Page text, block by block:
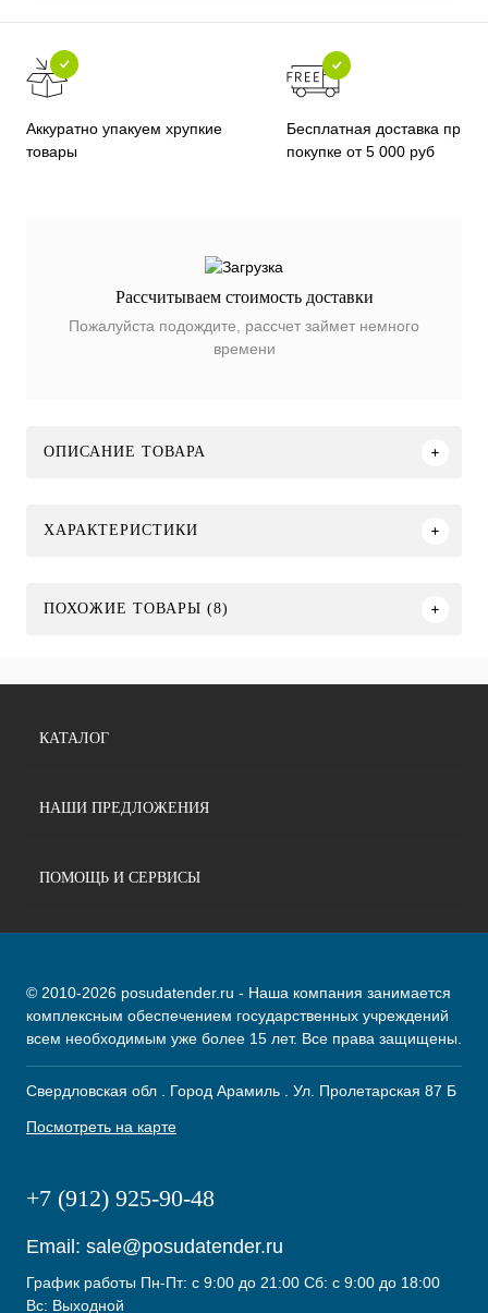
Аккуратно упакуем хрупкие
товары
Бесплатная доставка при
покупке от 5 000 руб
Рассчитываем стоимость доставки
Пожалуйста подождите, рассчет займет немного
времени
ОПИСАНИЕ ТОВАРА
ХАРАКТЕРИСТИКИ
ПОХОЖИЕ ТОВАРЫ (8)
КАТАЛОГ
НАШИ ПРЕДЛОЖЕНИЯ
ПОМОЩЬ И СЕРВИСЫ
© 2010-2026 posudatender.ru - Наша компания занимается
комплексным обеспечением государственных учреждений
всем необходимым уже более 15 лет. Все права защищены.
Свердловская обл . Город Арамиль . Ул. Пролетарская 87 Б
Посмотреть на карте
+7 (912) 925-90-48
Email: sale@posudatender.ru
График работы Пн-Пт: с 9:00 до 21:00 Сб: с 9:00 до 18:00
Вс: Выходной